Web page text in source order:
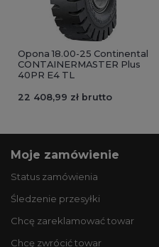
Opona 18.00-25 Continental
CONTAINERMASTER Plus
40PR E4 TL
22 408,99 zł brutto
Moje zamówienie
Status zamówienia
Śledzenie przesyłki
Chcę zareklamować towar
Chcę zwrócić towar